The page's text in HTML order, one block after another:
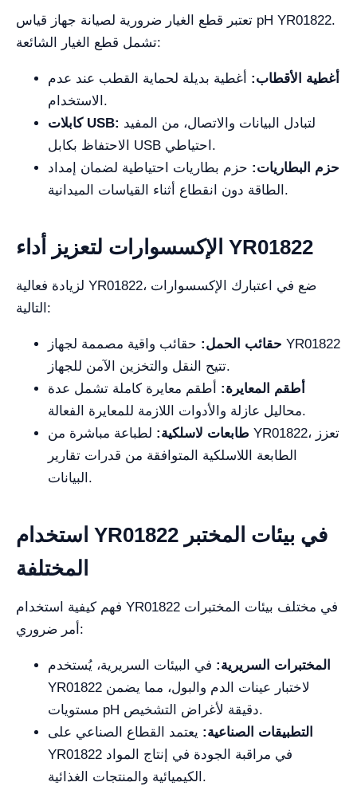
تعتبر قطع الغيار ضرورية لصيانة جهاز قياس pH YR01822.
تشمل قطع الغيار الشائعة:
أغطية الأقطاب: أغطية بديلة لحماية القطب عند عدم
الاستخدام.
كابلات USB:
الاحتفاظ بكابل USB احتياطي.
حزم البطاريات: حزم بطاريات احتياطية لضمان إمداد
الطاقة دون انقطاع أثناء القياسات الميدانية.
الإكسسوارات لتعزيز أداء YR01822
لزيادة فعالية YR01822، ضع في اعتبارك الإكسسوارات
التالية:
حقائب الحمل: حقائب واقية مصممة لجهاز YR01822
تتيح النقل والتخزين الآمن للجهاز.
أطقم المعايرة: أطقم معايرة كاملة تشمل عدة
محاليل عازلة والأدوات اللازمة للمعايرة الفعالة.
طابعات لاسلكية: لطباعة مباشرة من YR01822، تعزز
الطابعة اللاسلكية المتوافقة من قدرات تقارير
البيانات.
استخدام YR01822 في بيئات المختبر
المختلفة
فهم كيفية استخدام YR01822 في مختلف بيئات المختبرات
أمر ضروري:
المختبرات السريرية: في البيئات السريرية، يُستخدم
YR01822 لاختبار عينات الدم والبول، مما يضمن
مستويات pH دقيقة لأغراض التشخيص.
التطبيقات الصناعية: يعتمد القطاع الصناعي على
YR01822 في مراقبة الجودة في إنتاج المواد
الكيميائية والمنتجات الغذائية.